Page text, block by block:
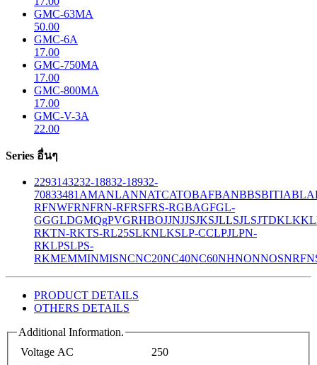
GMC-63MA
50.00
GMC-6A
17.00
GMC-750MA
17.00
GMC-800MA
17.00
GMC-V-3A
22.00
Series อื่นๆ
2293143232-18832-18932-
70833481 AMANLANNATCATOBAFBANBBSBITIABLA
RFNWFRNFRN-RFRSFRS-RGBAGFGL-
GGGLDGMQgPVGRHBOJJNJJSJKSJLLSJLSJTDKLK
RKTN-RKTS-RL25SLKNLKSLP-CCLPJLPN-
RKLPSLPS-
RKMEMMINMISNCNC20NC40NC60NHNONNOSNRF
PRODUCT DETAILS
OTHERS DETAILS
Additional Information.
Voltage AC
250